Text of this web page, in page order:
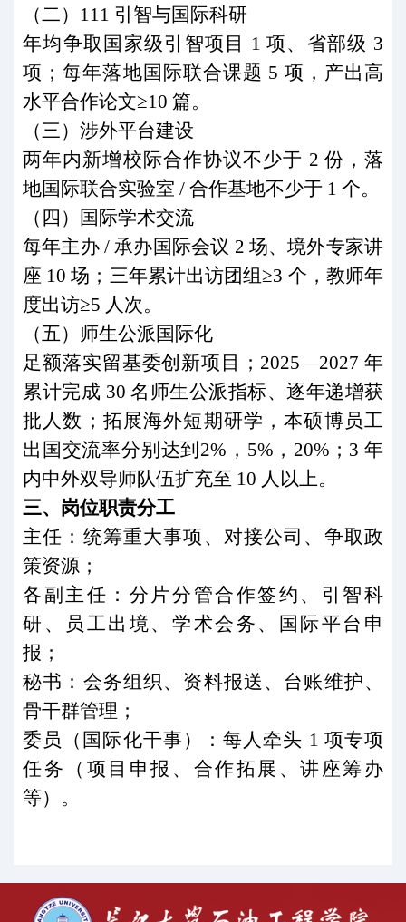
（二） 111 引智与国际科研
年均争取国家级引智项目 1项、省部级 3
项；每年落地国际联合课题 5 项，产出高
水平合作论文≥10 篇。
（三）涉外平台建设
两年内新增校际合作协议不少于 2 份，落
地国际联合实验室 / 合作基地不少于 1 个。
（四）国际学术交流
每年主办/ 承办国际会议 2 场、境外专家讲
座 10场；三年累计出访团组≥3 个，教师年
度出访≥5 人次。
（五）师生公派国际化
足额落实留基委创新项目； 2025—2027年
累计完成 30 名师生公派指标、逐年递增获
批人数；拓展海外短期研学，本硕博员工
出国交流率分别达到 2% ， 5% ， 20% ； 3年
内中外双导师队伍扩充至 10 人以上。
三、岗位职责分工
主任：统筹重大事项、对接公司、争取政
策资源；
各副主任：分片分管合作签约、引智科
研、员工出境、学术会务、国际平台申
报；
秘书：会务组织、资料报送、台账维护、
骨干群管理；
委员（国际化干事）：每人牵头 1 项专项
任务（项目申报、合作拓展、讲座筹办
等）。